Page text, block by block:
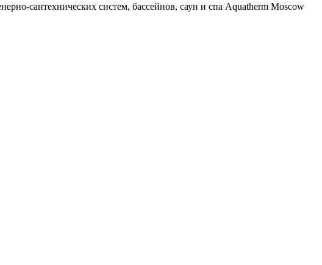
сантехнических систем, бассейнов, саун и спа Aquatherm Moscow